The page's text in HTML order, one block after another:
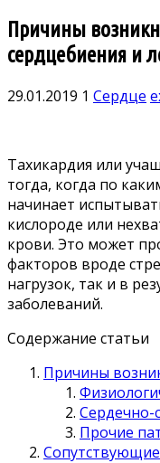
Причины
сердцебиения и
29.01.2019 1 Сердце
Тахикардия или
тогда, когда по
начинает
кислороде или
крови. Это может
факторов вроде
нагрузок, так и в
заболеваний.
Содержание статьи
Причины
Сердечно-
Прочие